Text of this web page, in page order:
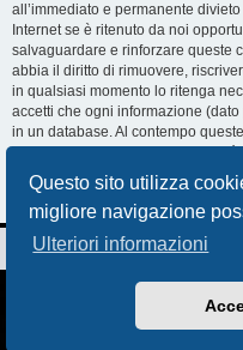
Questo sito utilizza
migliore navigazione
Ulteriori informazioni
all’immediato e permanente
Internet se è ritenuto da noi
salvaguardare e rinforzare queste
abbia il diritto di rimuovere,
in qualsiasi momento lo ritenga
accetti che ogni informazione
in un database. Al contempo
nessuno senza il tuo consenso,
responsabili per qualsiasi
queste informazioni.
Sito Web Forum
Traduzione